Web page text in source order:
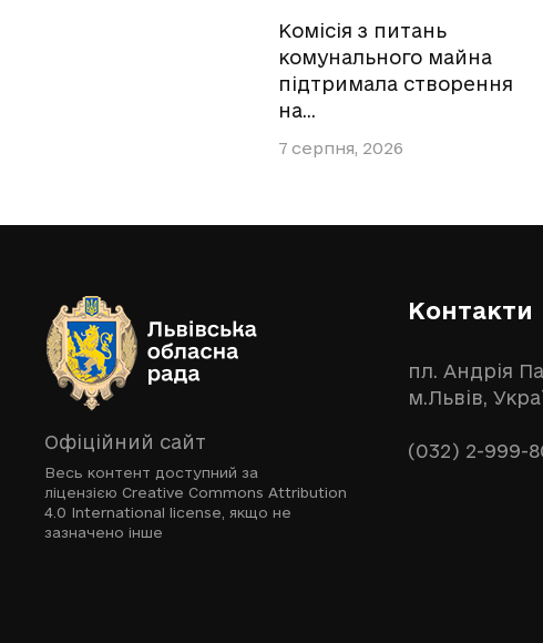
Комісія з питань
комунального майна
підтримала створення
на…
7 серпня, 2026
Офіційний сайт
Весь контент доступний за
ліцензією Creative Commons Attribution
4.0 International license , якщо не
зазначено інше
Контакти
пл. Андрія
м.Львів,
(032) 2-999-